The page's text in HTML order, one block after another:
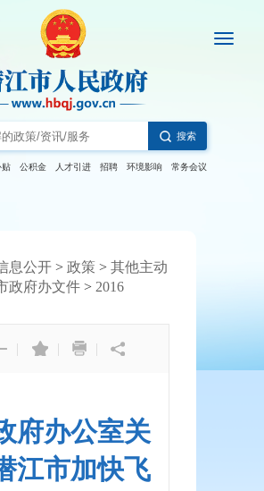
搜索
贴 公积金 人才引进 招聘 环境影响 常务会议
息公开 > 政策 > 其他主动
政府办文件 > 2016
| | |
府办公室关
江市加快飞